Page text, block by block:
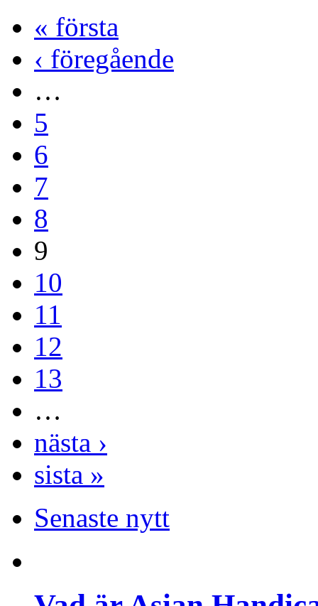
« första
‹ föregående
…
5
6
7
8
9
10
11
12
13
…
nästa ›
sista »
Senaste nytt